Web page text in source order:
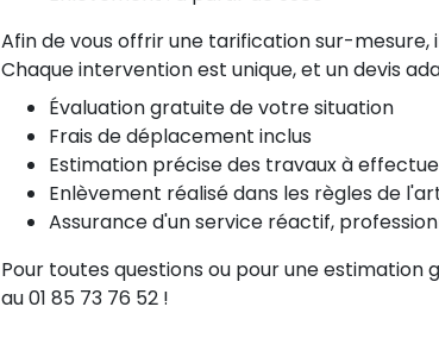
Afin de vous offrir une tarification sur-
Chaque intervention est unique, et un devis
Évaluation gratuite de votre situation
Frais de déplacement inclus
Estimation précise des travaux à
Enlèvement réalisé dans les règles de
Assurance d'un service réactif,
Pour toutes questions ou pour une
au 01 85 73 76 52 !